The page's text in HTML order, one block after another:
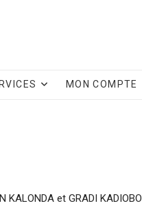
MON COMPTE
et GRADI KADIOBO .